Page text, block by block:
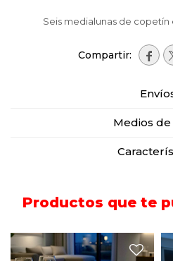
Seis medialunas de copetín

Medios
Productos que te